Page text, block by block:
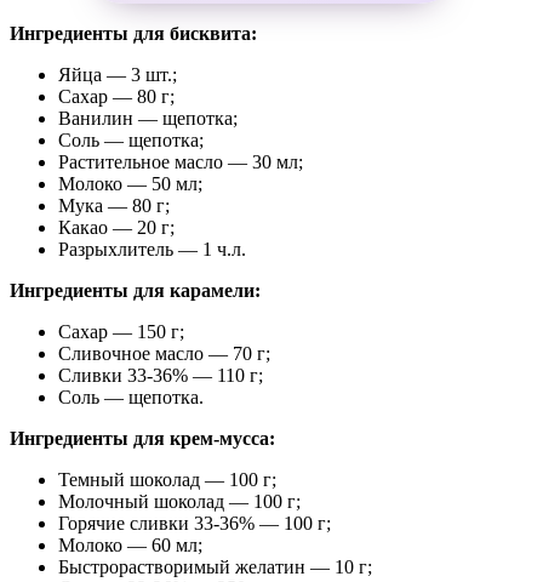
Ингредиенты для бисквита:
Яйца — 3 шт.;
Сахар — 80 г;
Ванилин — щепотка;
Соль — щепотка;
Растительное масло — 30 мл;
Молоко — 50 мл;
Мука — 80 г;
Какао — 20 г;
Разрыхлитель — 1 ч.л.
Ингредиенты для карамели:
Сахар — 150 г;
Сливочное масло — 70 г;
Сливки 33-36% — 110 г;
Соль — щепотка.
Ингредиенты для крем-мусса:
Темный шоколад — 100 г;
Молочный шоколад — 100 г;
Горячие сливки 33-36% — 100 г;
Молоко — 60 мл;
Быстрорастворимый желатин — 10 г;